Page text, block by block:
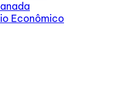
Econômico